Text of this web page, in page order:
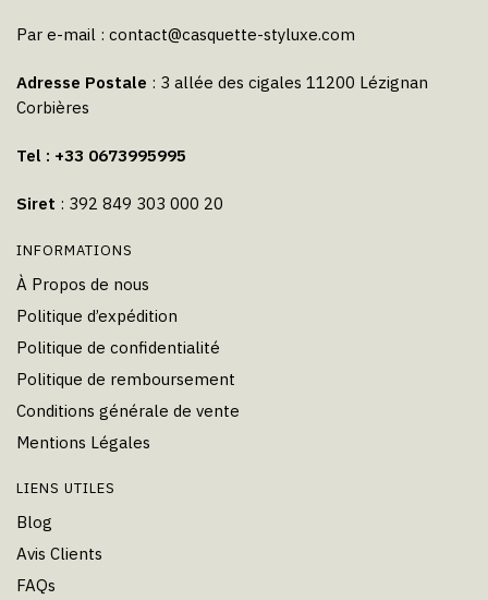
Par e-mail : contact@casquette-styluxe.com
Adresse Postale : 3 allée des cigales 11200 Lézignan
Corbières
Tel : +33 0673995995
Siret : 392 849 303 000 20
INFORMATIONS
À Propos de nous
Politique d’expédition
Politique de confidentialité
Politique de remboursement
Conditions générale de vente
Mentions Légales
LIENS UTILES
Blog
Avis Clients
FAQs